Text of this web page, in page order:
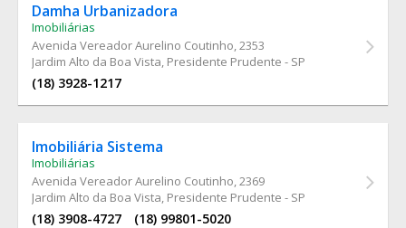
Damha Urbanizadora
Imobiliárias
Avenida Vereador Aurelino Coutinho, 2353
Jardim Alto da Boa Vista, Presidente Prudente - SP
(18) 3928-1217
Imobiliária Sistema
Imobiliárias
Avenida Vereador Aurelino Coutinho, 2369
Jardim Alto da Boa Vista, Presidente Prudente - SP
(18) 3908-4727 (18) 99801-5020